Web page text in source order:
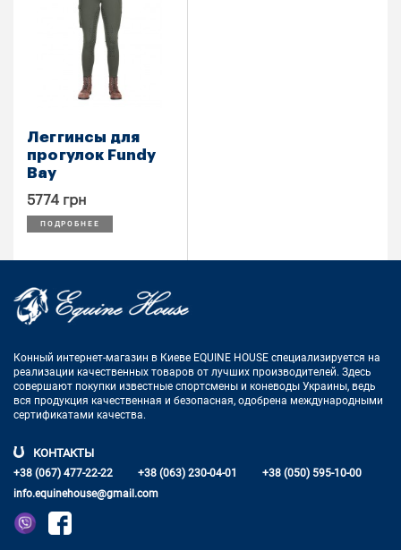
Леггинсы для
прогулок Fundy
Bay
5774 грн
ПОДРОБНЕЕ
Конный интернет-магазин в Киеве EQUINE HOUSE специализируется на
реализации качественных товаров от лучших производителей. Здесь
совершают покупки известные спортсмены и коневоды Украины, ведь
вся продукция качественная и безопасная, одобрена международными
сертификатами качества.
КОНТАКТЫ
+38 (067) 477-22-22 +38 (063) 230-04-01
+38 (050) 595-10-00
info.equinehouse@gmail.com